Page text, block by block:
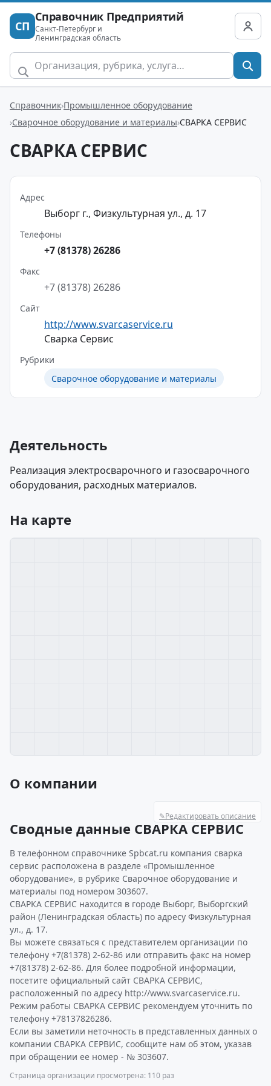
СП
Справочник Предприятий
Санкт-Петербург и
Ленинградская область
Справочник Промышленное оборудование
Сварочное оборудование и материалы СВАРКА СЕРВИС
СВАРКА СЕРВИС
Адрес
Выборг г., Физкультурная ул., д. 17
Телефоны
+7 (81378) 26286
Факс
+7 (81378) 26286
Сайт
http://www.svarcaservice.ru
Сварка Сервис
Рубрики
Сварочное оборудование и материалы
Деятельность
Реализация электросварочного и газосварочного
оборудования, расходных материалов.
На карте
О компании
✎Редактировать описание
Сводные данные СВАРКА СЕРВИС
В телефонном справочнике Spbcat.ru компания сварка
сервис расположена в разделе «Промышленное
оборудование», в рубрике Сварочное оборудование и
материалы под номером 303607.
СВАРКА СЕРВИС находится в городе Выборг, Выборгский
район (Ленинградская область) по адресу Физкультурная
ул., д. 17.
Вы можете связаться с представителем организации по
телефону +7(81378) 2-62-86 или отправить факс на номер
+7(81378) 2-62-86. Для более подробной информации,
посетите официальный сайт СВАРКА СЕРВИС,
расположенный по адресу http://www.svarcaservice.ru.
Режим работы СВАРКА СЕРВИС рекомендуем уточнить по
телефону +78137826286.
Если вы заметили неточность в представленных данных о
компании СВАРКА СЕРВИС, сообщите нам об этом, указав
при обращении ее номер - № 303607.
Страница организации просмотрена: 110 раз